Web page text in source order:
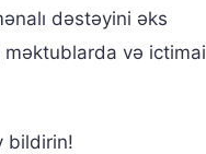
dəstəyini əks
məktublarda və ictimai
bildirin!